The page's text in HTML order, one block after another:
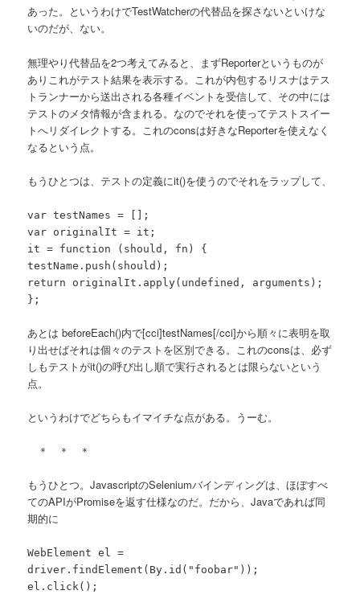
あった。というわけでTestWatcherの代替品を探さないといけな
いのだが、ない。
無理やり代替品を2つ考えてみると、まずReporterというものが
ありこれがテスト結果を表示する。これが内包するリスナはテス
トランナーから送出される各種イベントを受信して、その中には
テストのメタ情報が含まれる。なのでそれを使ってテストスイー
トへリダイレクトする。これのconsは好きなReporterを使えなく
なるという点。
もうひとつは、テストの定義にit()を使うのでそれをラップして、
var testNames = [];
var originalIt = it;
it = function (should, fn) {
testName.push(should);
return originalIt.apply(undefined, arguments);
};
あとは beforeEach()内で[cci]testNames[/cci]から順々に表明を取
り出せばそれは個々のテストを区別できる。これのconsは、必ず
しもテストがit()の呼び出し順で実行されるとは限らないという
点。
というわけでどちらもイマイチな点がある。うーむ。
＊ ＊ ＊
もうひとつ。JavascriptのSeleniumバインディングは、ほぼすべ
てのAPIがPromiseを返す仕様なのだ。だから、Javaであれば同
期的に
WebElement el =
driver.findElement(By.id("foobar"));
el.click();